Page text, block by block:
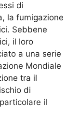
di
la fumigazione
Sebbene
il loro
a una serie
Mondiale
tra il
di
il